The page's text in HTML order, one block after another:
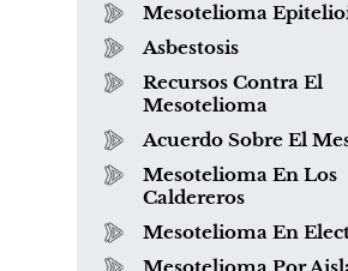
Mesotelioma
Asbestosis
Recursos Contra El
Mesotelioma
Acuerdo Sobre El
Mesotelioma En Los
Caldereros
Mesotelioma En